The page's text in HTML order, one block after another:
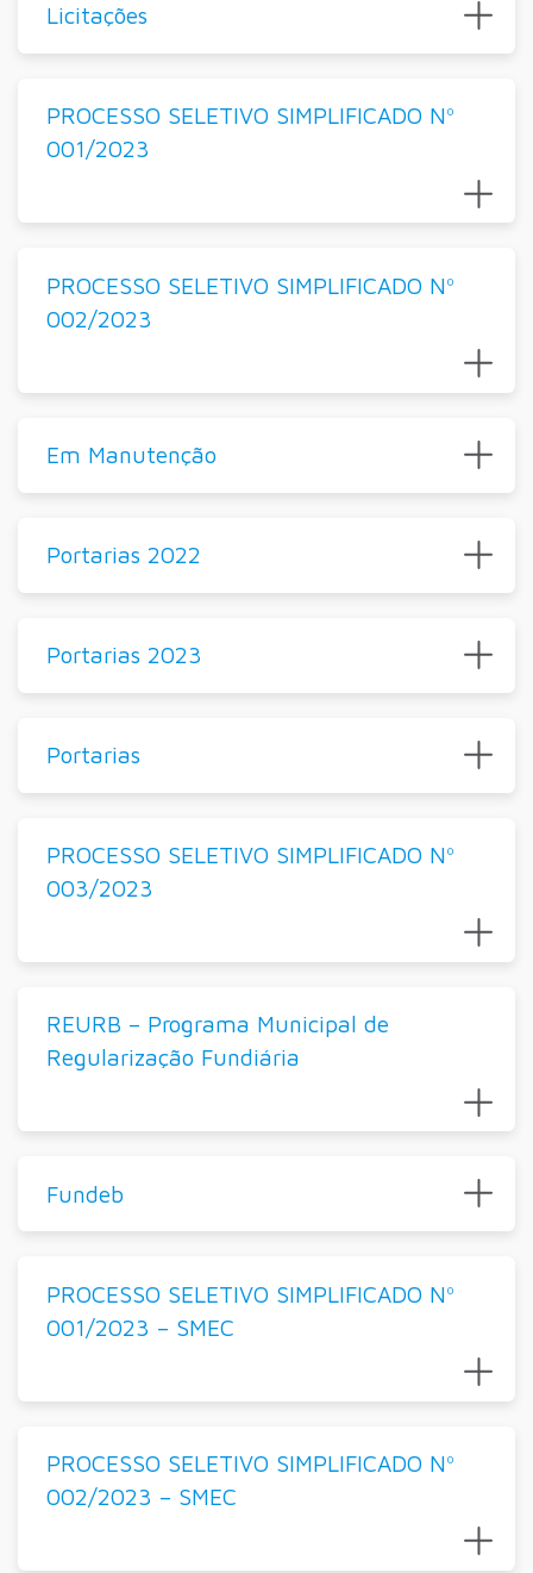
Licitações
PROCESSO SELETIVO SIMPLIFICADO Nº
001/2023
PROCESSO SELETIVO SIMPLIFICADO Nº
002/2023
Em Manutenção
Portarias 2022
Portarias 2023
Portarias
PROCESSO SELETIVO SIMPLIFICADO Nº
003/2023
REURB – Programa Municipal de
Regularização Fundiária
Fundeb
PROCESSO SELETIVO SIMPLIFICADO Nº
001/2023 – SMEC
PROCESSO SELETIVO SIMPLIFICADO Nº
002/2023 – SMEC